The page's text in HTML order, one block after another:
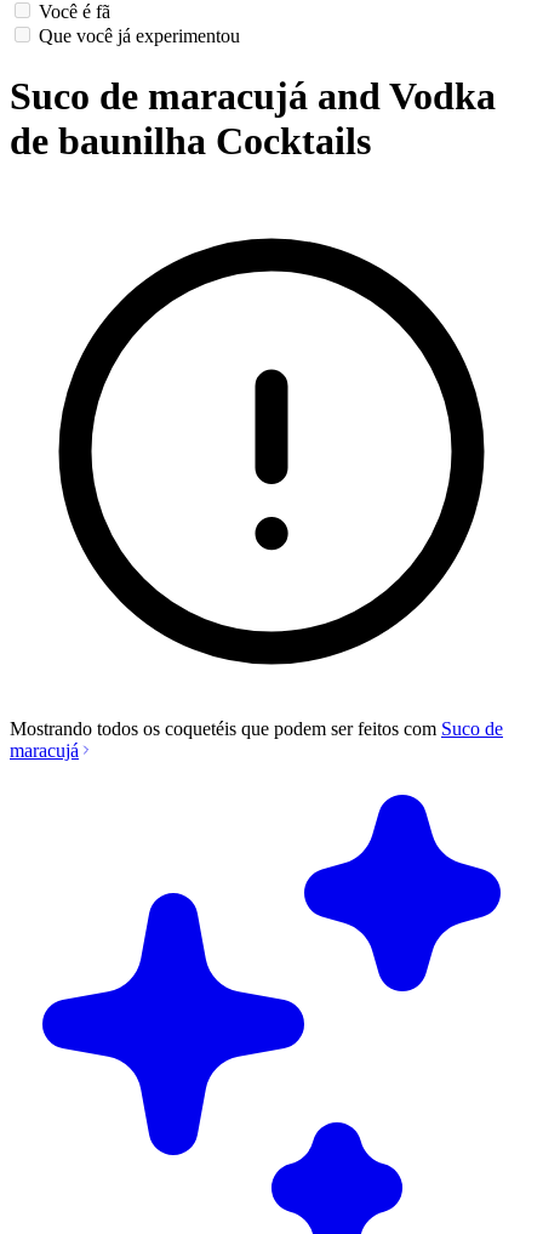
Você é fã
Que você já experimentou
Suco de maracujá and Vodka
de baunilha Cocktails
Mostrando todos os coquetéis que podem ser feitos com Suco de
maracujá